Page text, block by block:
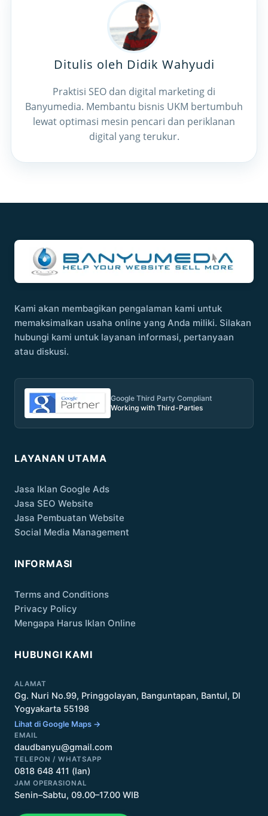
Ditulis oleh Didik Wahyudi
Praktisi SEO dan digital marketing di
Banyumedia. Membantu bisnis UKM bertumbuh
lewat optimasi mesin pencari dan periklanan
digital yang terukur.
Kami akan membagikan pengalaman kami untuk
memaksimalkan usaha online yang Anda miliki. Silakan
hubungi kami untuk layanan informasi, pertanyaan
atau diskusi.
Google Third Party Compliant
Working with Third-Parties
LAYANAN UTAMA
Jasa Iklan Google Ads
Jasa SEO Website
Jasa Pembuatan Website
Social Media Management
INFORMASI
Terms and Conditions
Privacy Policy
Mengapa Harus Iklan Online
HUBUNGI KAMI
ALAMAT
Gg. Nuri No.99, Pringgolayan, Banguntapan, Bantul, DI
Yogyakarta 55198
Lihat di Google Maps →
EMAIL
daudbanyu@gmail.com
TELEPON / WHATSAPP
0818 648 411 (Ian)
JAM OPERASIONAL
Senin–Sabtu, 09.00–17.00 WIB